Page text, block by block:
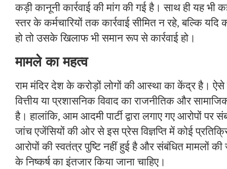
कड़ी कानूनी कार्रवाई की मांग की गई है। साथ ही यह भी
स्तर के कर्मचारियों तक कार्रवाई सीमित न रहे, बल्कि यदि
हो तो उसके खिलाफ भी समान रूप से कार्रवाई हो।
मामले का महत्व
राम मंदिर देश के करोड़ों लोगों की आस्था का केंद्र है।
वित्तीय या प्रशासनिक विवाद का राजनीतिक और
है। हालांकि, आम आदमी पार्टी द्वारा लगाए गए आरोपों पर
जांच एजेंसियों की ओर से इस प्रेस विज्ञप्ति में कोई
आरोपों की स्वतंत्र पुष्टि नहीं हुई है और संबंधित मामलों की
के निष्कर्ष का इंतजार किया जाना चाहिए।